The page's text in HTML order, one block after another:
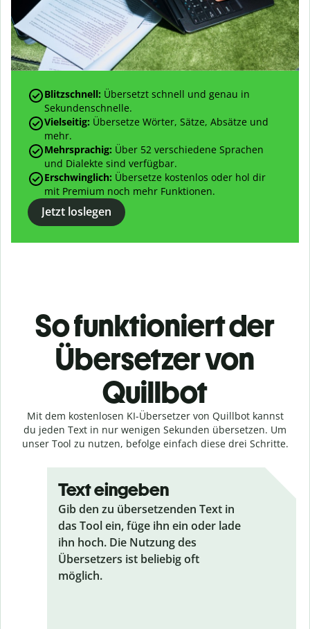
Blitzschnell: Übersetzt schnell und genau in
Sekundenschnelle.
Vielseitig: Übersetze Wörter, Sätze, Absätze und
mehr.
Mehrsprachig: Über 52 verschiedene Sprachen
und Dialekte sind verfügbar.
Erschwinglich: Übersetze kostenlos oder hol dir
mit Premium noch mehr Funktionen.
Jetzt loslegen
So funktioniert der
Übersetzer von
Quillbot
Mit dem kostenlosen KI-Übersetzer von Quillbot kannst
du jeden Text in nur wenigen Sekunden übersetzen. Um
unser Tool zu nutzen, befolge einfach diese drei Schritte.
Text eingeben
Gib den zu übersetzenden Text in
das Tool ein, füge ihn ein oder lade
ihn hoch. Die Nutzung des
Übersetzers ist beliebig oft
möglich.